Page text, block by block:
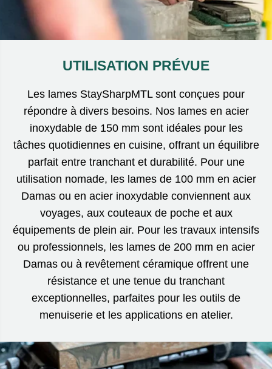
UTILISATION PRÉVUE
Les lames StaySharpMTL sont conçues pour
répondre à divers besoins. Nos lames en acier
inoxydable de 150 mm sont idéales pour les
tâches quotidiennes en cuisine, offrant un équilibre
parfait entre tranchant et durabilité. Pour une
utilisation nomade, les lames de 100 mm en acier
Damas ou en acier inoxydable conviennent aux
voyages, aux couteaux de poche et aux
équipements de plein air. Pour les travaux intensifs
ou professionnels, les lames de 200 mm en acier
Damas ou à revêtement céramique offrent une
résistance et une tenue du tranchant
exceptionnelles, parfaites pour les outils de
menuiserie et les applications en atelier.